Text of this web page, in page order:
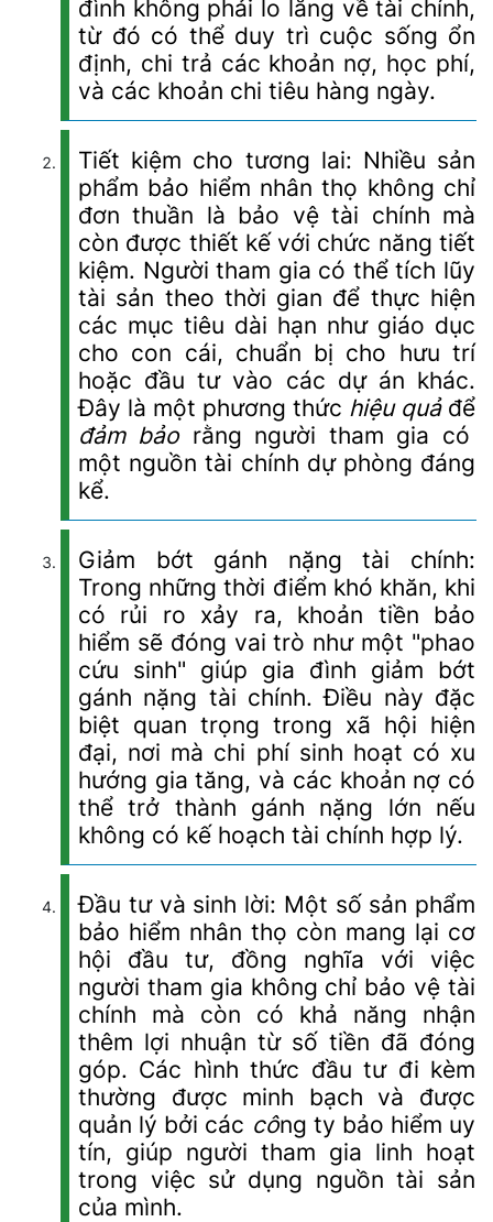
đình không phải lo lắng về tài chính,
từ đó có thể duy trì cuộc sống ổn
định, chi trả các khoản nợ, học phí,
và các khoản chi tiêu hàng ngày.
Tiết kiệm cho tương lai: Nhiều sản
phẩm bảo hiểm nhân thọ không chỉ
đơn thuần là bảo vệ tài chính mà
còn được thiết kế với chức năng tiết
kiệm. Người tham gia có thể tích lũy
tài sản theo thời gian để thực hiện
các mục tiêu dài hạn như giáo dục
cho con cái, chuẩn bị cho hưu trí
hoặc đầu tư vào các dự án khác.
Đây là một phương thức hiệu quả để
đảm bảo rằng người tham gia có
một nguồn tài chính dự phòng đáng
kể.
Giảm bớt gánh nặng tài chính:
Trong những thời điểm khó khăn, khi
có rủi ro xảy ra, khoản tiền bảo
hiểm sẽ đóng vai trò như một "phao
cứu sinh" giúp gia đình giảm bớt
gánh nặng tài chính. Điều này đặc
biệt quan trọng trong xã hội hiện
đại, nơi mà chi phí sinh hoạt có xu
hướng gia tăng, và các khoản nợ có
thể trở thành gánh nặng lớn nếu
không có kế hoạch tài chính hợp lý.
Đầu tư và sinh lời: Một số sản phẩm
bảo hiểm nhân thọ còn mang lại cơ
hội đầu tư, đồng nghĩa với việc
người tham gia không chỉ bảo vệ tài
chính mà còn có khả năng nhận
thêm lợi nhuận từ số tiền đã đóng
góp. Các hình thức đầu tư đi kèm
thường được minh bạch và được
quản lý bởi các công ty bảo hiểm uy
tín, giúp người tham gia linh hoạt
trong việc sử dụng nguồn tài sản
của mình.